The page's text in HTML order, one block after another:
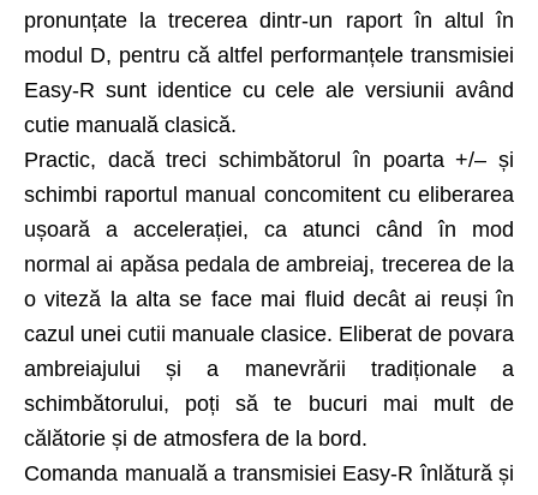
pronunțate la trecerea dintr-un raport în altul în
modul D, pentru că altfel performanțele transmisiei
Easy-R sunt identice cu cele ale versiunii având
cutie manuală clasică.
Practic, dacă treci schimbătorul în poarta +/– și
schimbi raportul manual concomitent cu eliberarea
ușoară a accelerației, ca atunci când în mod
normal ai apăsa pedala de ambreiaj, trecerea de la
o viteză la alta se face mai fluid decât ai reuși în
cazul unei cutii manuale clasice. Eliberat de povara
ambreiajului și a manevrării tradiționale a
schimbătorului, poți să te bucuri mai mult de
călătorie și de atmosfera de la bord.
Comanda manuală a transmisiei Easy-R înlătură și